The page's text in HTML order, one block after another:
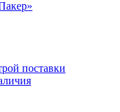
поставки